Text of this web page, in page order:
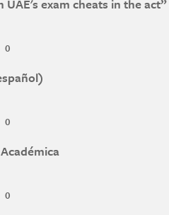
UAE's exam cheats in the
could catch UAE's exam
0
/ 4a ed. en español)
0
de Integridad Académica
0